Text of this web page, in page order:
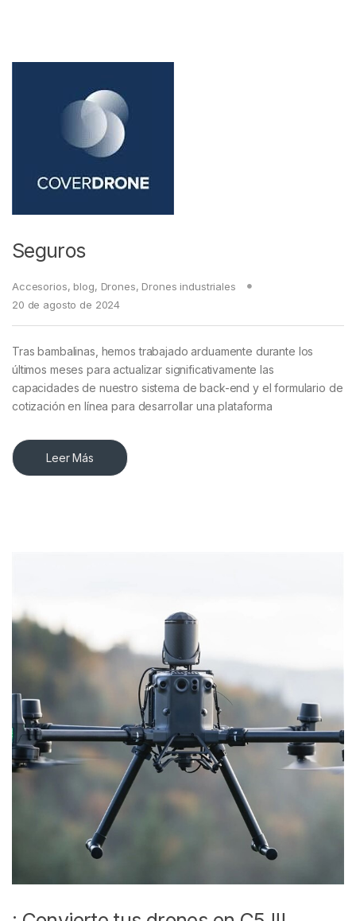
Seguros
Accesorios, blog, Drones, Drones industriales
20 de agosto de 2024
Tras bambalinas, hemos trabajado arduamente durante los
últimos meses para actualizar significativamente las
capacidades de nuestro sistema de back-end y el formulario de
cotización en línea para desarrollar una plataforma
Leer Más